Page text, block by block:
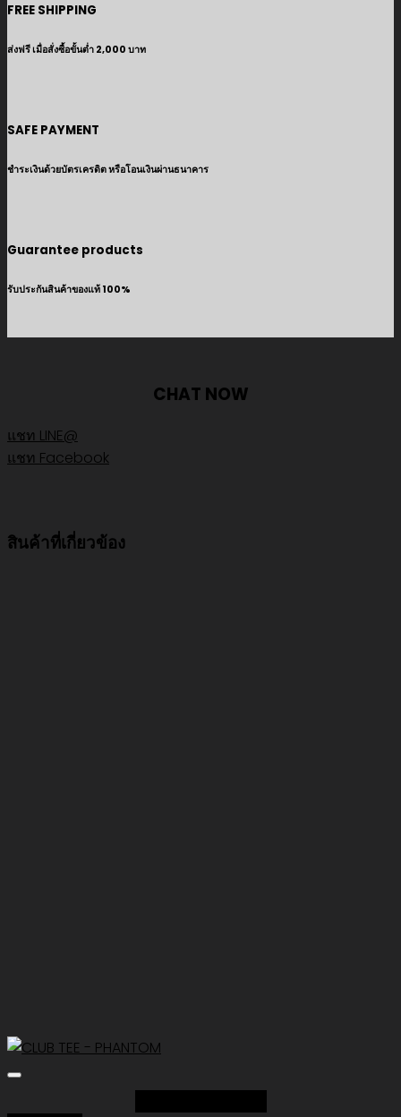
FREE SHIPPING
ส่งฟรี เมื่อสั่งซื้อขั้นต่ำ 2,000 บาท
SAFE PAYMENT
ชำระเงินด้วยบัตรเครดิต หรือโอนเงินผ่านธนาคาร
Guarantee products
รับประกันสินค้าของแท้ 100%
CHAT NOW
แชท LINE@
แชท Facebook
สินค้าที่เกี่ยวข้อง